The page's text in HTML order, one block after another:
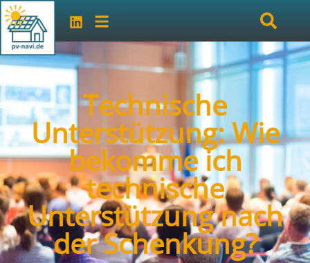
Technische
Unterstützung: Wie
bekomme ich
technische
Unterstützung nach
der Schenkung?